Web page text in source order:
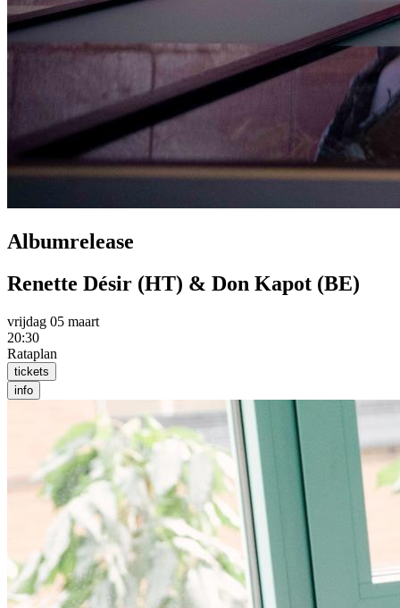
Albumrelease
Renette Désir (HT) & Don Kapot (BE)
vrijdag 05 maart
20:30
Rataplan
tickets
info